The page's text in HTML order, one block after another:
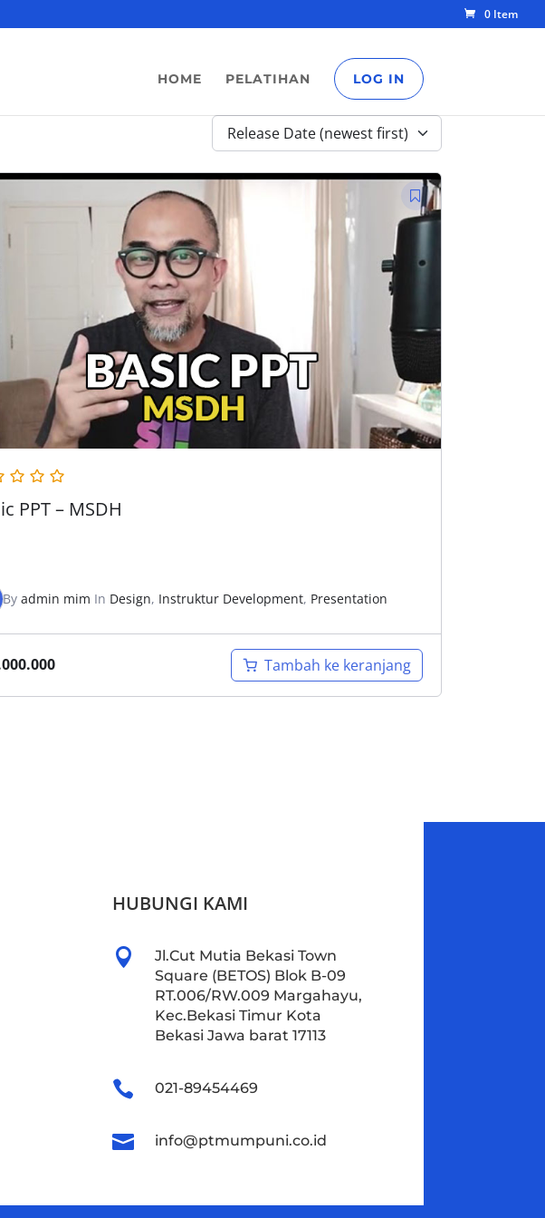
0 Item
HOME PELATIHAN LOG IN
Release Date (newest first)
PPT – MSDH
By admin mim In Design, Instruktur Development, Presentation
Tambah ke keranjang
HUBUNGI KAMI

Jl.Cut Mutia Bekasi Town
Square (BETOS) Blok B-09
RT.006/RW.009 Margahayu,
Kec.Bekasi Timur Kota
Bekasi Jawa barat 17113
 021-89454469
 info@ptmumpuni.co.id